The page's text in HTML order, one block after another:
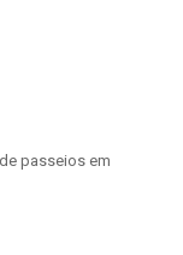
passeios em